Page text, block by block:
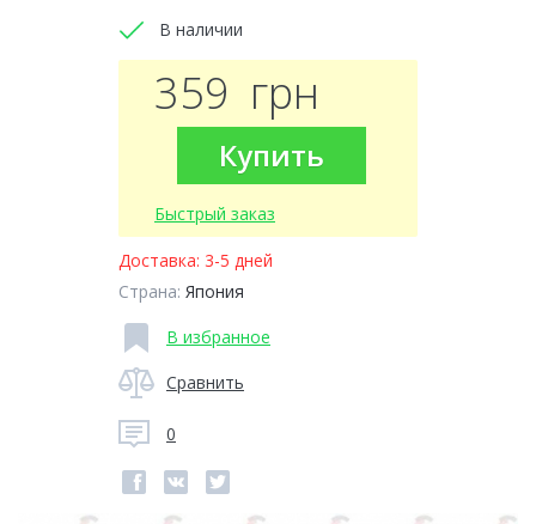
В наличии
359 грн
Купить
Быстрый заказ
Доставка: 3-5 дней
Страна: Япония
В избранное
Сравнить
0